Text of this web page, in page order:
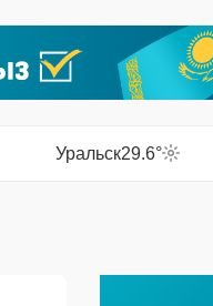
Уральск29.6°